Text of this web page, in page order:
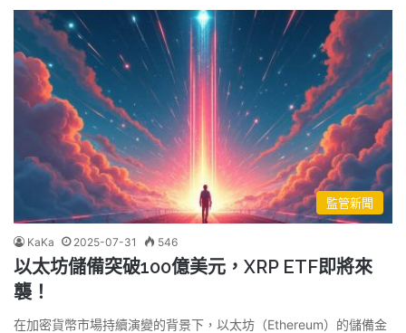
監管新聞
KaKa 2025-07-31 546
以太坊儲備突破100億美元，XRP ETF即將來
襲！
在加密貨幣市場持續演變的背景下，以太坊（Ethereum）的儲備金